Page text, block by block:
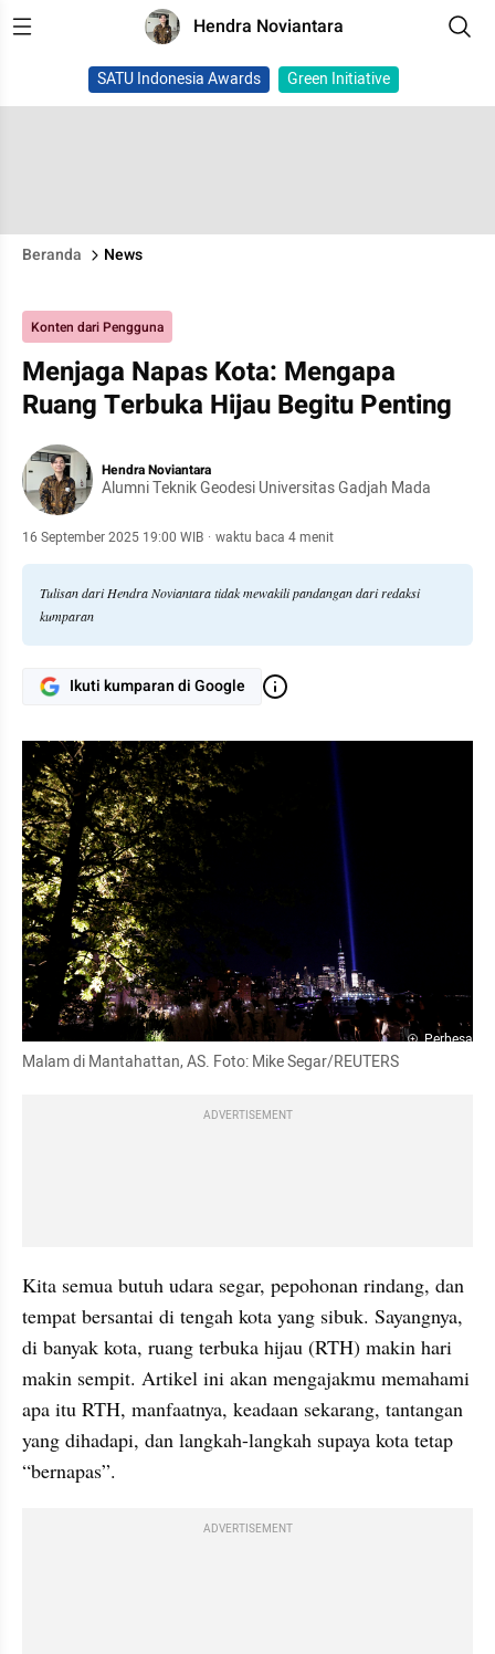
Hendra Noviantara
SATU Indonesia Awards Green Initiative
Beranda News
Konten dari Pengguna
Menjaga Napas Kota: Mengapa
Ruang Terbuka Hijau Begitu Penting
Hendra Noviantara
Alumni Teknik Geodesi Universitas Gadjah Mada
16 September 2025 19:00 WIB · waktu baca 4 menit
Tulisan dari Hendra Noviantara tidak mewakili pandangan dari redaksi
kumparan
Ikuti kumparan di Google
Perbesar
Malam di Mantahattan, AS. Foto: Mike Segar/REUTERS
ADVERTISEMENT
Kita semua butuh udara segar, pepohonan rindang, dan
tempat bersantai di tengah kota yang sibuk. Sayangnya,
di banyak kota, ruang terbuka hijau (RTH) makin hari
makin sempit. Artikel ini akan mengajakmu memahami
apa itu RTH, manfaatnya, keadaan sekarang, tantangan
yang dihadapi, dan langkah-langkah supaya kota tetap
“bernapas”.
ADVERTISEMENT